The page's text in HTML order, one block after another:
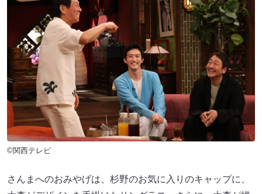
©関西テレビ
さんまへのおみやげは、杉野のお気に入りのキャップに、